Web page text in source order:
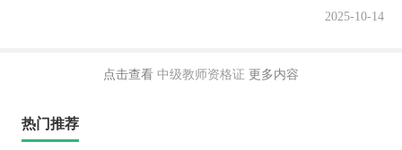
2025-10-14
点击查看 中级教师资格证 更多内容
热门推荐